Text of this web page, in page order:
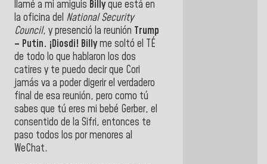
llamé a mi amiguis Billyque está en
la oficina del National Security
Council, y presenció la reunión Trump
– Putin. ¡Diosdi! Billyme soltó el TÉ
de todo lo que hablaron los dos
catires y te puedo decir que Cori
jamás va a poder digerir el verdadero
final de esa reunión, pero como tú
sabes que tú eres mi bebé Gerber, el
consentido de la Sifri, entonces te
paso todos los por menores al
WeChat.